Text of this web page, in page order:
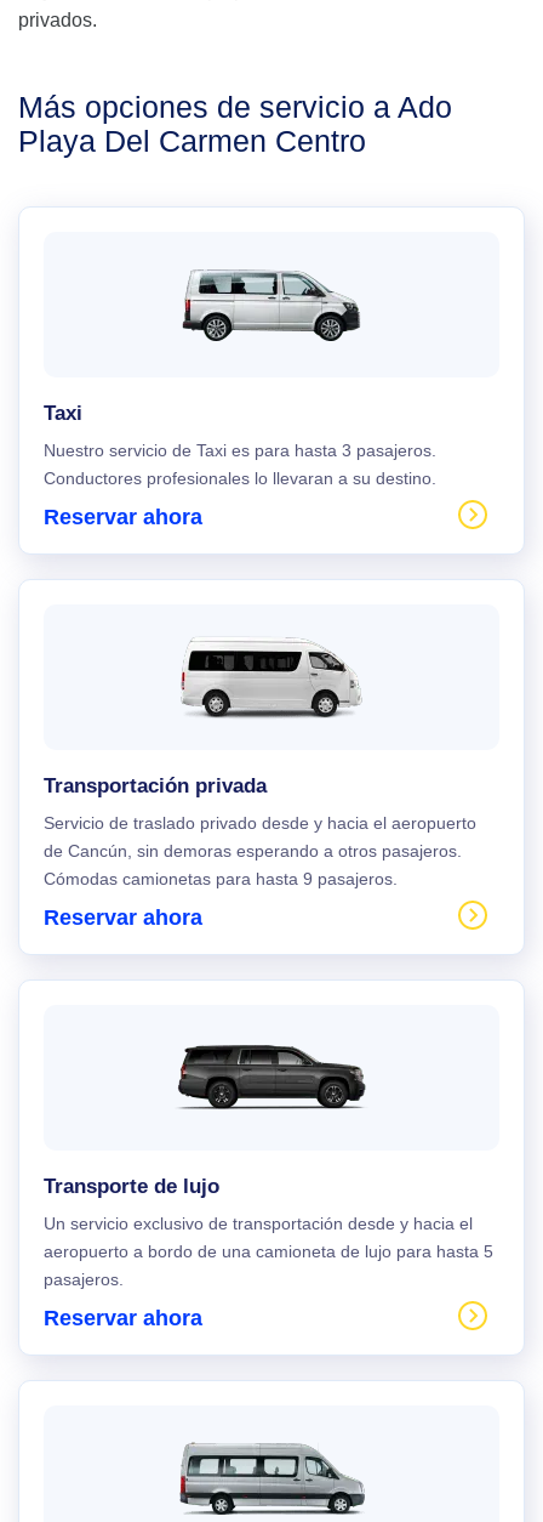
privados.
Más opciones de servicio a Ado
Playa Del Carmen Centro
Taxi
Nuestro servicio de Taxi es para hasta 3 pasajeros.
Conductores profesionales lo llevaran a su destino.
Reservar ahora
Transportación privada
Servicio de traslado privado desde y hacia el aeropuerto
de Cancún, sin demoras esperando a otros pasajeros.
Cómodas camionetas para hasta 9 pasajeros.
Reservar ahora
Transporte de lujo
Un servicio exclusivo de transportación desde y hacia el
aeropuerto a bordo de una camioneta de lujo para hasta 5
pasajeros.
Reservar ahora